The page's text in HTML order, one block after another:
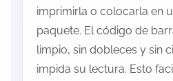
imprimirla o colocarla en
paquete. El código de
limpio, sin dobleces y sin
impida su lectura. Esto